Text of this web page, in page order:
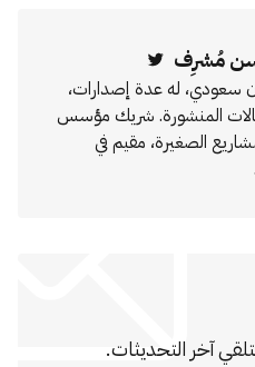
مُشرِف
سعودي، له عدة إصدارات،
المنشورة. شريك مؤسس
الصغيرة، مقيم في
آخر التحديثات.